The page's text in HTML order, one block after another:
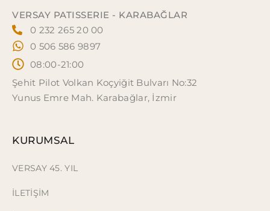
VERSAY PATISSERIE - KARABAĞLAR
0 232 265 20 00
0 506 586 9897
08:00-21:00
Şehit Pilot Volkan Koçyiğit Bulvarı No:32
Yunus Emre Mah. Karabağlar, İzmir
KURUMSAL
VERSAY 45. YIL
İLETİŞİM